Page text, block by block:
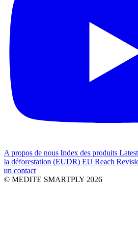
A propos de nous Index des produits Latest
la déforestation (EUDR) EU Reach
un contact
© MEDITE SMARTPLY 2026